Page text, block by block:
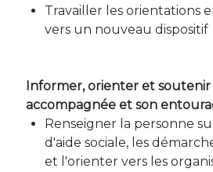
Travailler les orientations
vers un nouveau dispositif
Informer, orienter et
accompagnée et son
Renseigner la personne
d'aide sociale, les
et l'orienter vers les